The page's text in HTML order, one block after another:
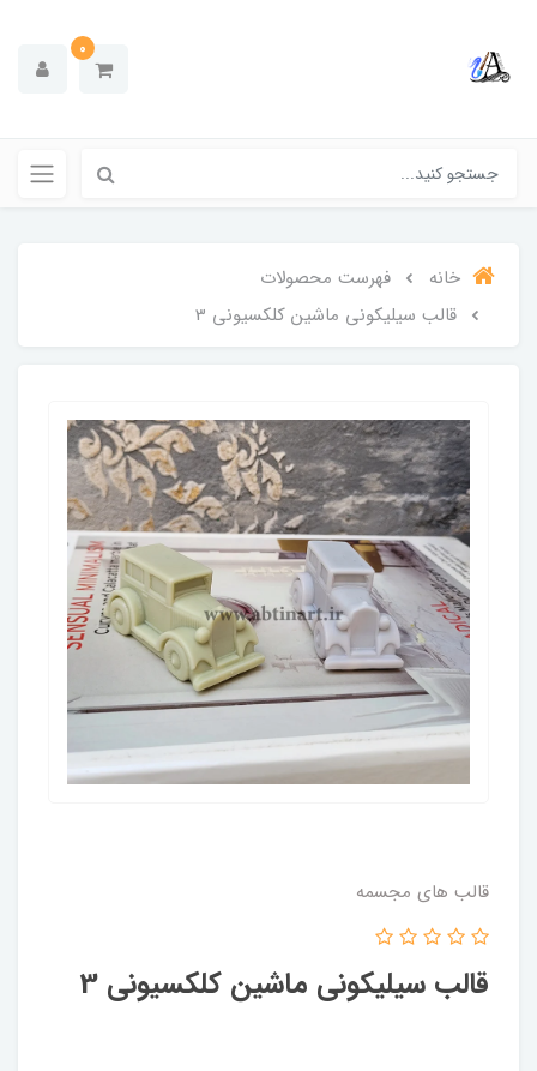
0
خانه
فهرست محصولات
قالب سیلیکونی ماشین کلکسیونی 3
قالب های مجسمه
قالب سیلیکونی ماشین کلکسیونی 3